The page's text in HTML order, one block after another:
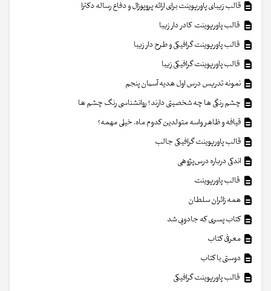
قالب زیبای پاورپوینت برای ارائه پروپوزال و دفاع رساله دکترا
قالب پاورپوینت کادر دار زیبا
قالب پاورپوینت گرافیکی و طرح دار زیبا
قالب پاورپوینت گرافیکی زیبا
نمونه تدریس درس اول هدیه آسمان پنجم
چشم رنگی ها چه شخصیتی دارند؟ روانشناسی رنگ چشم ها
قیافه و ظاهر واسه متولدین کدوم ماه، خیلی مهمه؟
قالب پاورپوینت گرافیکی جالب
اندکی درباره درس‌پژوهی
قالب پاورپوینت
همه زائران سلطان
کتاب پسری که جادویی شد
معرفی کتاب
دوستی با کتاب
قالب پاورپوینت گرافیکی